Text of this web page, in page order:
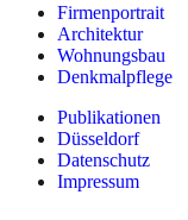
Firmenportrait
Architektur
Wohnungsbau
Denkmalpflege
Publikationen
Düsseldorf
Datenschutz
Impressum